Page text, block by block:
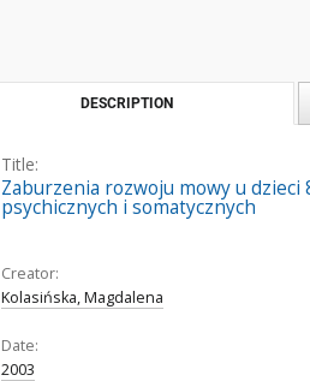
DESCRIPTION
Title:
Zaburzenia rozwoju mowy u
psychicznych i somatycznych
Creator:
Kolasińska, Magdalena
Date:
2003